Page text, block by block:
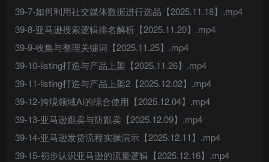
39-7-如何利用社交媒体数据进行选品【2025.11.18】.mp4
39-8-亚马逊搜索逻辑排名解析【2025.11.20】.mp4
39-9-收集与整理关键词【2025.11.25】.mp4
39-10-listing打造与产品上架【2025.11.26】.mp4
39-11-listing打造与产品上架2【2025.12.02】.mp4
39-12-跨境领域Ai的综合使用【2025.12.04】.mp4
39-13-亚马逊跟卖与防跟卖【2025.12.09】.mp4
39-14-亚马逊发货流程实操演示【2025.12.11】.mp4
39-15-初步认识亚马逊的流量逻辑【2025.12.16】.mp4